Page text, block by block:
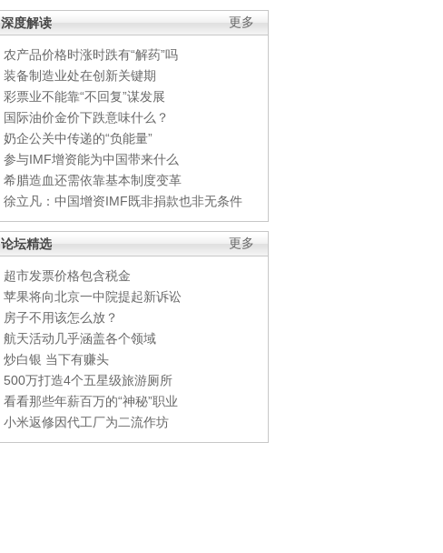
更多
深度解读
农产品价格时涨时跌有“解药”吗
装备制造业处在创新关键期
彩票业不能靠“不回复”谋发展
国际油价金价下跌意味什么？
奶企公关中传递的“负能量”
参与IMF增资能为中国带来什么
希腊造血还需依靠基本制度变革
徐立凡：中国增资IMF既非捐款也非无条件
更多
论坛精选
超市发票价格包含税金
苹果将向北京一中院提起新诉讼
房子不用该怎么放？
航天活动几乎涵盖各个领域
炒白银 当下有赚头
500万打造4个五星级旅游厕所
看看那些年薪百万的“神秘”职业
小米返修因代工厂为二流作坊